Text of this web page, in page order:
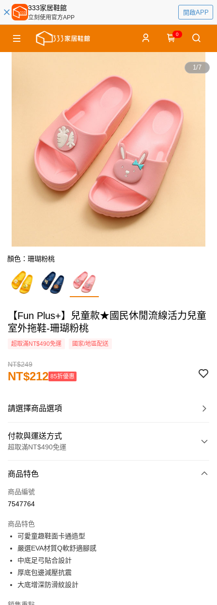
333家居鞋館
立刻使用官方APP
開啟APP
0
1/7
顏色：珊瑚粉桃
【Fun Plus+】兒童款★國民休閒流線活力兒童
室外拖鞋-珊瑚粉桃
超取滿NT$490免運 國家/地區配送
NT$249
NT$212 85折優惠
請選擇商品選項
付款與運送方式
超取滿NT$490免運
信用卡一次付款
超商取貨付款
Apple Pay
街口支付
悠遊付
Google Pay
商品特色
商品編號
7547764
商品特色
可愛童趣鞋面卡通造型
嚴選EVA材質Q軟舒適腳感
中底足弓貼合設計
厚底包邊減壓抗震
大底增深防滑紋設計